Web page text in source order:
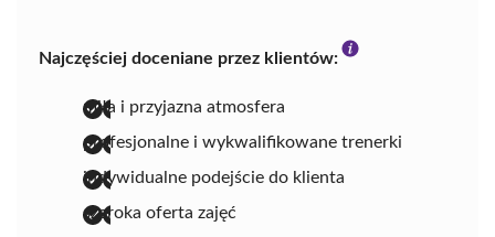
Najczęściej doceniane przez klientów:
miła i przyjazna atmosfera
profesjonalne i wykwalifikowane trenerki
indywidualne podejście do klienta
szeroka oferta zajęć